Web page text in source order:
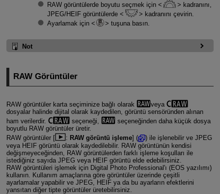
RAW görüntülerde boyutu seçmek için
kadranını,
JPEG/HEIF görüntülerde
kadranını çevirin.
Ayarlamak için
tuşuna basın.
Not
RAW Görüntüler
RAW görüntüler karta seçiminize bağlı olarak
veya
dosyalar halinde dijital olarak kaydedilen, görüntü sensöründen alınan
ham verilerdir.
seçeneği,
seçeneğinden daha küçük dosya
boyutlu RAW görüntüler üretir.
RAW görüntüler [
: RAW görüntü işleme] (
) ile işlenebilir ve JPEG
veya HEIF görüntü olarak kaydedilebilir. RAW görüntünün kendisi
değişmeyeceğinden, RAW görüntülerden farklı işleme koşulları ile
istediğiniz sayıda JPEG veya HEIF görüntü elde edebilirsiniz.
RAW görüntüleri işlemek için Digital Photo Professional'ı (EOS yazılımı)
kullanın. Kullanım amaçlarına göre görüntüler üzerinde çeşitli
ayarlamalar yapabilir ve JPEG, HEIF ya da bu ayarların efektlerini
yansıtan diğer tipte görüntüler üretebilirsiniz.